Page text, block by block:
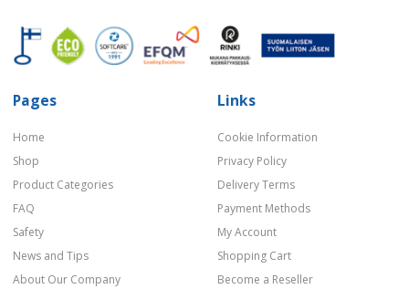
Pages
Home
Shop
Product Categories
FAQ
Safety
News and Tips
About Our Company
Links
Cookie Information
Privacy Policy
Delivery Terms
Payment Methods
My Account
Shopping Cart
Become a Reseller